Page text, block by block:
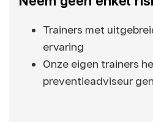
Trainers met
ervaring
Onze eigen trainers
preventieadviseur